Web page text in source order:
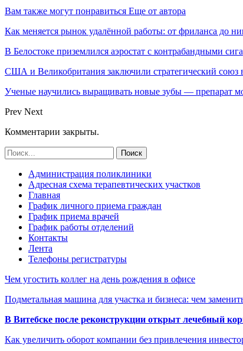
Вам также могут понравиться Еще от автора
Как меняется рынок удалённой работы: от фриланса до
В Белостоке приземлился аэростат с контрабандными
США и Великобритания заключили стратегический союз
Ученые научились выращивать новые зубы — препарат
Prev Next
Комментарии закрыты.
Администрация поликлиники
Адресная схема терапевтических участков
Главная
График личного приема граждан
График приема врачей
График работы отделений
Контакты
Лента
Телефоны регистратуры
Чем угостить коллег на день рождения в офисе
Подметальная машина для участка и бизнеса: чем
В Витебске после реконструкции открыт лечебный
Как увеличить оборот компании без привлечения